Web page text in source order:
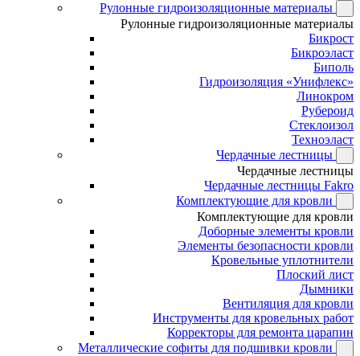
Рулонные гидроизоляционные материалы
Рулонные гидроизоляционные материалы
Бикрост
Бикроэласт
Биполь
Гидроизоляция «Унифлекс»
Линокром
Рубероид
Стеклоизол
Техноэласт
Чердачные лестницы
Чердачные лестницы
Чердачные лестницы Fakro
Комплектующие для кровли
Комплектующие для кровли
Доборные элементы кровли
Элементы безопасности кровли
Кровельные уплотнители
Плоский лист
Дымники
Вентиляция для кровли
Инструменты для кровельных работ
Корректоры для ремонта царапин
Металлические софиты для подшивки кровли